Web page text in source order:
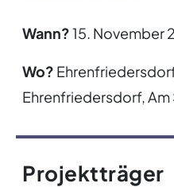
Wann?15. November
Wo?
Ehrenfriedersdorf, Am
Projektträger